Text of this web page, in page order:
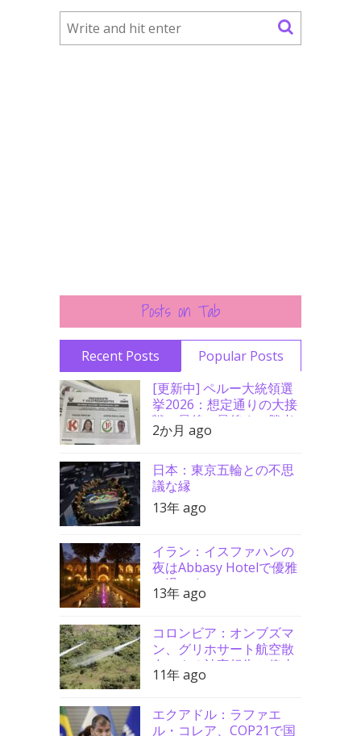
Posts on Tab
Recent Posts
Popular Posts
[更新中] ペルー大統領選
挙2026：想定通りの大接
戦、最後の最後まで勝者
分からず
2か月 ago
日本：東京五輪との不思
議な縁
13年 ago
イラン：イスファハンの
夜はAbbasy Hotelで優雅
に過ごす
13年 ago
コロンビア：オンブズマ
ン、グリホサート航空散
布による被害報告と停止
要請支持
11年 ago
エクアドル：ラファエ
ル・コレア、COP21で国